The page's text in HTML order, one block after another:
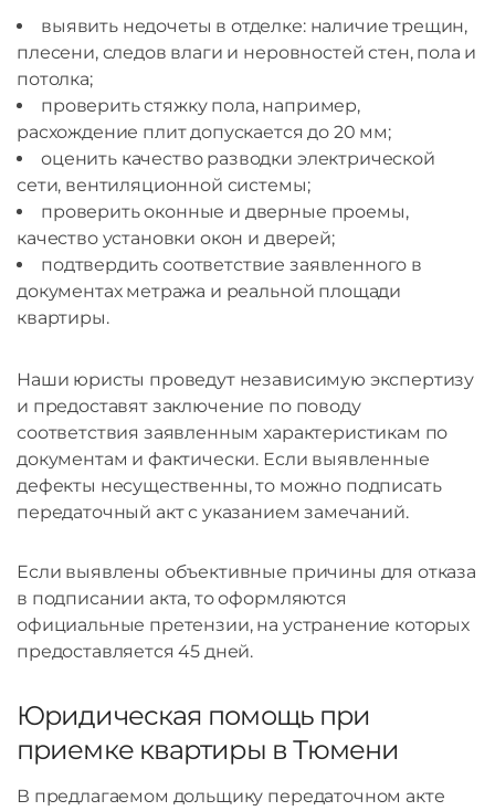
выявить недочеты в отделке: наличие трещин,
плесени, следов влаги и неровностей стен, пола и
потолка;
проверить стяжку пола, например,
расхождение плит допускается до 20 мм;
оценить качество разводки электрической
сети, вентиляционной системы;
проверить оконные и дверные проемы,
качество установки окон и дверей;
подтвердить соответствие заявленного в
документах метража и реальной площади
квартиры.
Наши юристы проведут независимую экспертизу
и предоставят заключение по поводу
соответствия заявленным характеристикам по
документам и фактически. Если выявленные
дефекты несущественны, то можно подписать
передаточный акт с указанием замечаний.
Если выявлены объективные причины для отказа
в подписании акта, то оформляются
официальные претензии, на устранение которых
предоставляется 45 дней.
Юридическая помощь при
приемке квартиры в Тюмени
В предлагаемом дольщику передаточном акте